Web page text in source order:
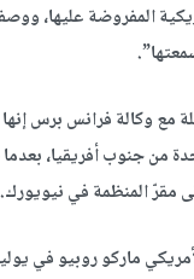
المفروضة عليها،
مع وكالة فرانس برس
من جنوب أفريقيا،
مقرّ المنظمة في نيويورك.
ماركو روبيو في